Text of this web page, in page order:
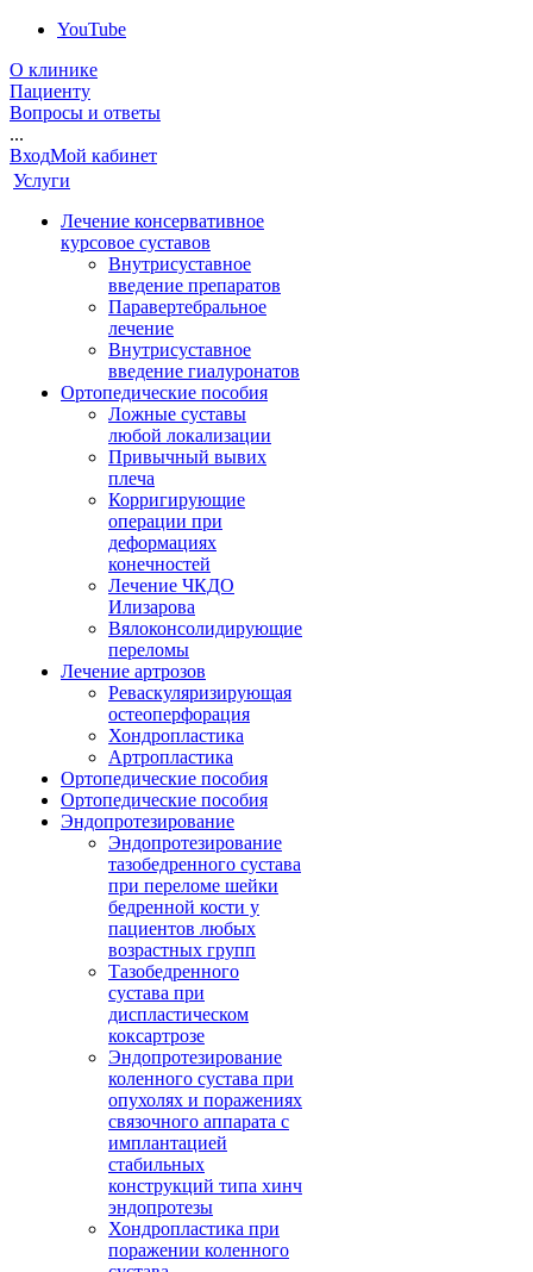
YouTube
О клинике
Пациенту
Вопросы и ответы
...
ВходМой кабинет
Услуги
Лечение консервативное
курсовое суставов
Внутрисуставное
введение препаратов
Паравертебральное
лечение
Внутрисуставное
введение гиалуронатов
Ортопедические пособия
Ложные суставы
любой локализации
Привычный вывих
плеча
Корригирующие
операции при
деформациях
конечностей
Лечение ЧКДО
Илизарова
Вялоконсолидирующие
переломы
Лечение артрозов
Реваскуляризирующая
остеоперфорация
Хондропластика
Артропластика
Ортопедические пособия
Ортопедические пособия
Эндопротезирование
Эндопротезирование
тазобедренного сустава
при переломе шейки
бедренной кости у
пациентов любых
возрастных групп
Тазобедренного
сустава при
диспластическом
коксартрозе
Эндопротезирование
коленного сустава при
опухолях и поражениях
связочного аппарата с
имплантацией
стабильных
конструкций типа хинч
эндопротезы
Хондропластика при
поражении коленного